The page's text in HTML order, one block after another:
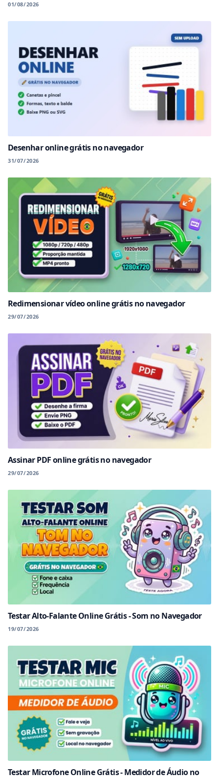
01/08/2026
Desenhar online grátis no navegador
31/07/2026
Redimensionar vídeo online grátis no navegador
29/07/2026
Assinar PDF online grátis no navegador
29/07/2026
Testar Alto-Falante Online Grátis - Som no Navegador
19/07/2026
Testar Microfone Online Grátis - Medidor de Áudio no